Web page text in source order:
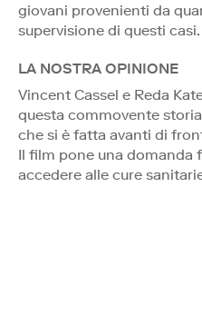
giovani provenienti da
supervisione di questi casi.
LA NOSTRA OPINIONE
Vincent Cassel e Reda
questa commovente
che si è fatta avanti di
Il film pone una domanda
accedere alle cure